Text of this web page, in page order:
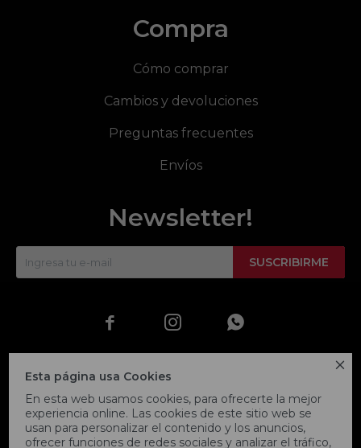

Esta página usa Cookies
En esta web usamos cookies, para ofrecerte la mejor
experiencia online. Las cookies de este sitio web se
usan para personalizar el contenido y los anuncios,
ofrecer funciones de redes sociales y analizar el tráfico,
Compra
Cómo comprar
Cambios y devoluciones
Preguntas frecuentes
Envíos
Newsletter!
SUSCRIBIRME
  